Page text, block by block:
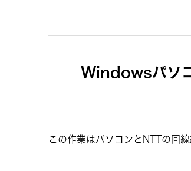
Windowsパソ
この作業はパソコンとNTTの回